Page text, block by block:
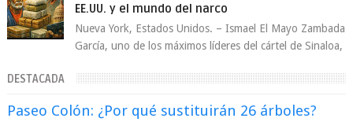
EE.UU. y el mundo del narco
Nueva York, Estados Unidos. – Ismael El Mayo Zambada
García, uno de los máximos líderes del cártel de Sinaloa,
DESTACADA
Paseo Colón: ¿Por qué sustituirán 26 árboles?